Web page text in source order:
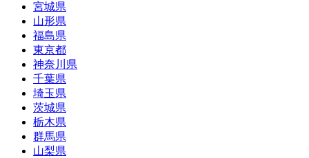
宮城県
山形県
福島県
東京都
神奈川県
千葉県
埼玉県
茨城県
栃木県
群馬県
山梨県